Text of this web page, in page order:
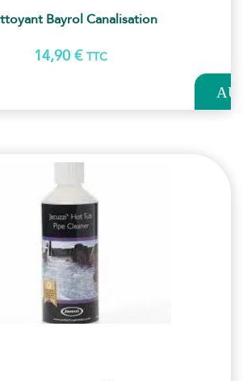
Bayrol Canalisation
14,90 € TTC
AU